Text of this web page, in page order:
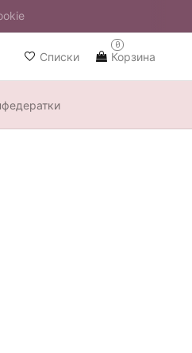
Списки Корзина
0